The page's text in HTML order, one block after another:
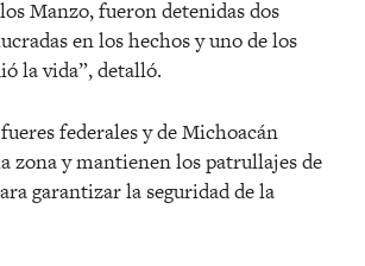
Manzo, fueron detenidas dos
en los hechos y uno de los
la vida”, detalló.
federales y de Michoacán
zona y mantienen los patrullajes de
garantizar la seguridad de la